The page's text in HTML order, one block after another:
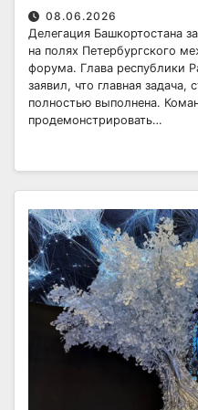
08.06.2026
Делегация Башкортостана
на полях Петербургского
форума. Глава республики
заявил, что главная задача,
полностью выполнена.
продемонстрировать…